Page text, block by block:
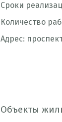
Сроки
Количество
Адрес:
Объекты